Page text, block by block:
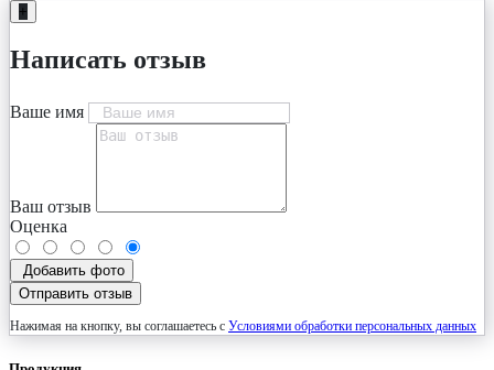
+
Написать отзыв
Ваше имя
Ваш отзыв
Оценка
Добавить фото
Отправить отзыв
Нажимая на кнопку, вы соглашаетесь с Условиями обработки персональных данных